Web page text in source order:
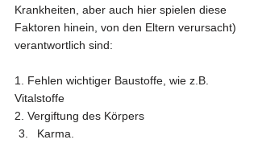
Krankheiten, aber auch hier spielen diese
Faktoren hinein, von den Eltern verursacht)
verantwortlich sind:
1. Fehlen wichtiger Baustoffe, wie z.B.
Vitalstoffe
2. Vergiftung des Körpers
Karma.